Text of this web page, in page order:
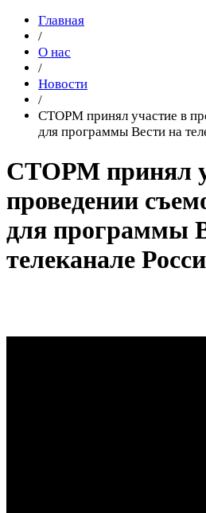
Главная
/
О нас
/
Новости
/
СТОРМ принял участие в
для программы Вести на
СТОРМ принял
проведении
для программы
телеканале